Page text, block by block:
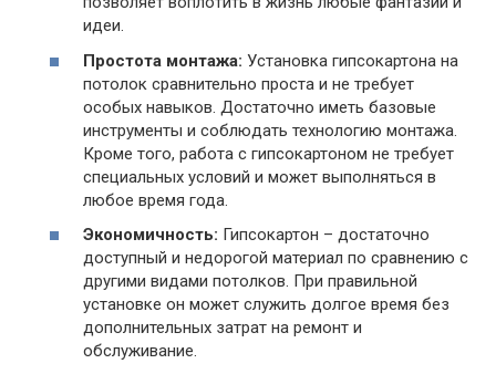
идеи.
Простота монтажа: Установка гипсокартона на
потолок сравнительно проста и не требует
особых навыков. Достаточно иметь базовые
инструменты и соблюдать технологию монтажа.
Кроме того, работа с гипсокартоном не требует
специальных условий и может выполняться в
любое время года.
Экономичность: Гипсокартон – достаточно
доступный и недорогой материал по сравнению с
другими видами потолков. При правильной
установке он может служить долгое время без
дополнительных затрат на ремонт и
обслуживание.